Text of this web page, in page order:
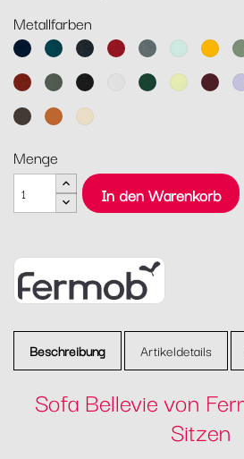
Metallfarben
AbyssblauAcapulcoblau
Anthrazit
Chili GewittergrauHonig
OckerRosmarin
Lakritz Baumwollweiß
Zederngrün
TonkaKandierte
Latte-
Menge
In den Warenkorb
Beschreibung Artikeldetails
Sofa Bellevie von
Sitzen